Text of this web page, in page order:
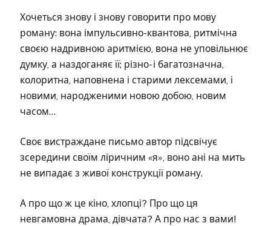
Хочеться знову і знову говорити про мову
роману: вона імпульсивно-квантова, ритмічна
своєю надривною аритмією, вона не уповільнює
думку, а наздоганяє її; різно- і багатозначна,
колоритна, наповнена і старими лексемами, і
новими, народженими новою добою, новим
часом…
Своє вистраждане письмо автор підсвічує
зсередини своїм ліричним «я», воно ані на мить
не випадає з живої конструкції роману.
А про що ж це кіно, хлопці? Про що ця
невгамовна драма, дівчата? А про нас з вами!